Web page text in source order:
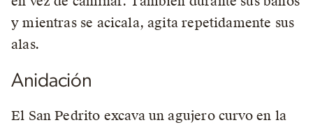
y mientras se acicala, agita repetidamente sus
alas.
Anidación
El San Pedrito excava un agujero curvo en la